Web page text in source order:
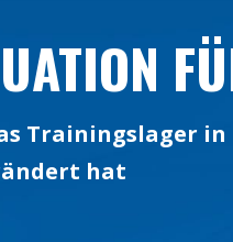
Trainingslager in
hat